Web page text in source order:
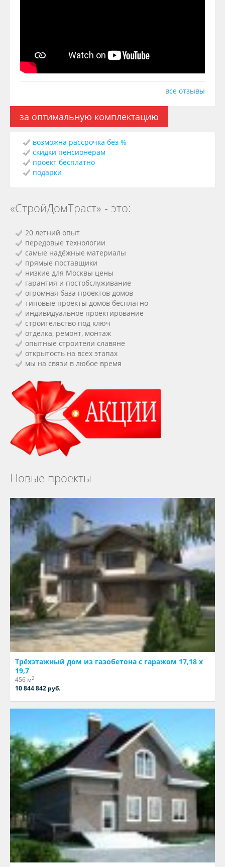
все отзывы
за оптимальную комплектацию
возможна рассрочка без %
скидки пенсионерам
проект бесплатно
подарки
«СтройДомТраст» - это:
20 летний опыт
передовые технологии
самые надёжные материалы
прямые поставщики
низкие для Москвы цены
гарантия и постобслуживание
огромная база проектов домов
типовые проекты домов бесплатно
индивидуальное проектирование
строительство под ключ
отделка, ремонт, монтаж
опытные строители славяне
открытость на всех этапах
мы на связи в любое время
Новые проекты
Трёхэтажный дом из газобетона с гаражом 17,18 х
19,7
456 м2
10 844 842 руб.